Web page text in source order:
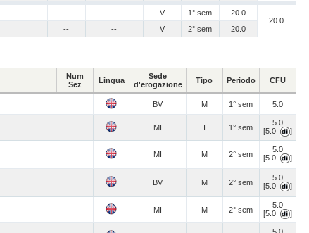
-- -- V 1° sem
20.0
20.0
-- -- V 2° sem 20.0
Num
Sez
Lingua
Sede
d'erogazione
Tipo Periodo CFU
BV M 1° sem 5.0
MI I 1° sem
5.0
[5.0
]
MI M 2° sem
5.0
[5.0
]
BV M 2° sem
5.0
[5.0
]
MI M 2° sem
5.0
[5.0
]